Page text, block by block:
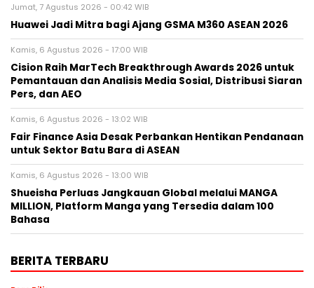
Jumat, 7 Agustus 2026 - 00:42 WIB
Huawei Jadi Mitra bagi Ajang GSMA M360 ASEAN 2026
Kamis, 6 Agustus 2026 - 17:00 WIB
Cision Raih MarTech Breakthrough Awards 2026 untuk
Pemantauan dan Analisis Media Sosial, Distribusi Siaran
Pers, dan AEO
Kamis, 6 Agustus 2026 - 13:02 WIB
Fair Finance Asia Desak Perbankan Hentikan Pendanaan
untuk Sektor Batu Bara di ASEAN
Kamis, 6 Agustus 2026 - 13:00 WIB
Shueisha Perluas Jangkauan Global melalui MANGA
MILLION, Platform Manga yang Tersedia dalam 100
Bahasa
BERITA TERBARU